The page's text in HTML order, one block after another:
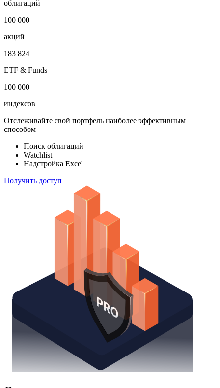
облигаций
100 000
акций
183 824
ETF & Funds
100 000
индексов
Отслеживайте свой портфель наиболее эффективным
способом
Поиск облигаций
Watchlist
Надстройка Excel
Получить доступ